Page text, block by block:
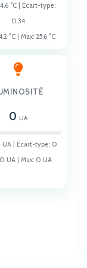
l'eau
°C | Écart-type:
0.34
°C | Max:25.6 °C
0 UA
UA | Écart-type: 0
0 UA | Max: 0 UA